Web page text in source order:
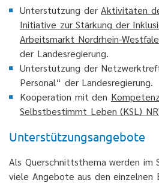
Unterstützung derAktivitäten
Initiative zur Stärkung der
Arbeitsmarkt Nordrhein-
der Landesregierung.
Unterstützung der
Personal“ der Landesregierung.
Kooperation mit den
Selbstbestimmt Leben (KSL)
Unterstützungsangebote
Als Querschnittsthema werden im
viele Angebote aus den einzelnen